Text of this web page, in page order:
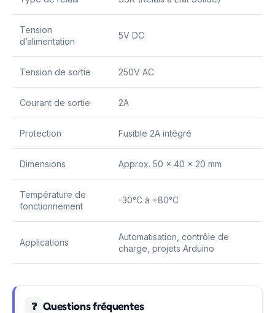
Tension
d’alimentation
5V DC
Tension de sortie 250V AC
Courant de sortie 2A
Protection Fusible 2A intégré
Dimensions Approx. 50 x 40 x 20 mm
Température de
fonctionnement
-30°C à +80°C
Applications
Automatisation, contrôle de
charge, projets Arduino
❓ Questions fréquentes